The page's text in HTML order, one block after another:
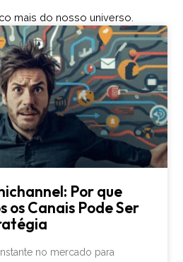
mais do nosso universo.
Por que
os Canais Pode Ser
no mercado para